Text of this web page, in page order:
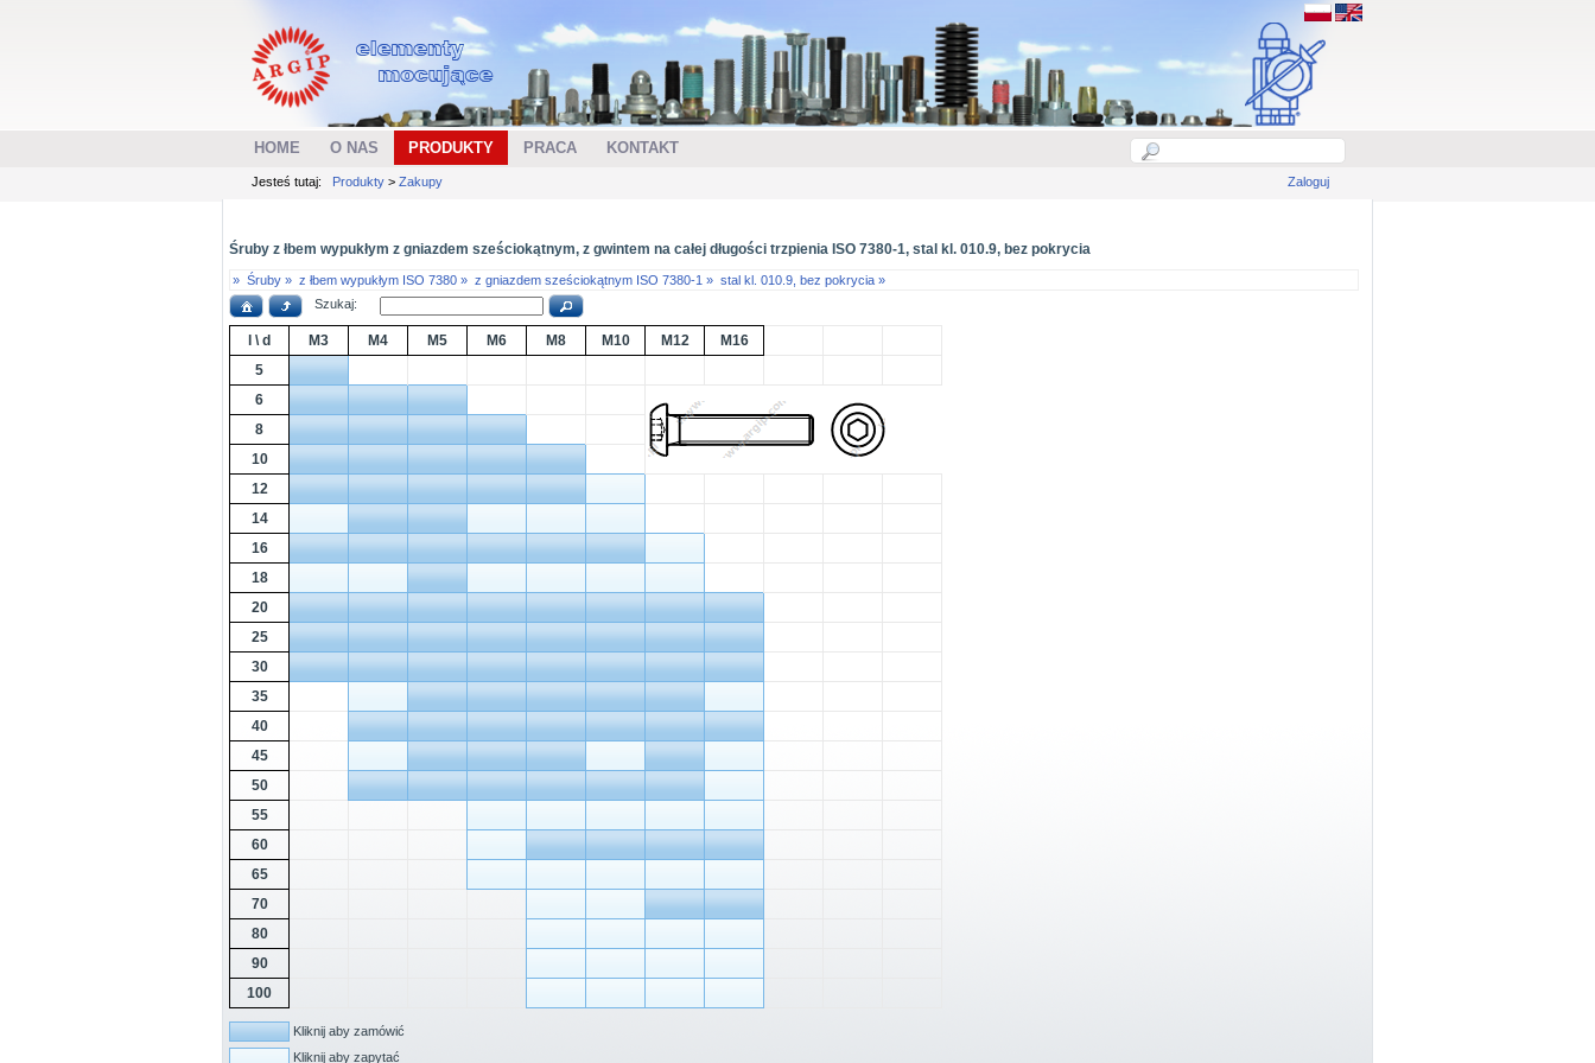
HOME O NAS PRODUKTY PRACA KONTAKT
Jesteś tutaj: Produkty > Zakupy Zaloguj
Śruby z łbem wypukłym z gniazdem sześciokątnym, z gwintem na całej długości trzpienia ISO 7380-1, stal kl. 010.9, bez pokrycia
» Śruby » z łbem wypukłym ISO 7380 » z gniazdem sześciokątnym ISO 7380-1 » stal kl. 010.9, bez pokrycia »
Szukaj:
l \ d M3 M4 M5 M6 M8 M10 M12
M16
5
6
8
10
12
14
16
18
20
25
30
35
40
45
50
55
60
65
70
80
90
100
Kliknij aby zamówić
Kliknij aby zapytać